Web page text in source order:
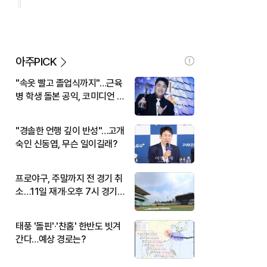
아주PICK
"속옷 빨고 졸업식까지"…근육
병 학생 돌본 공익, 코미디언 김
"경솔한 언행 깊이 반성"…고개
숙인 신동엽, 무슨 일이길래?
프로야구, 주말까지 전 경기 취
소…11일 재개·오후 7시 경기
태풍 '돌핀'·'찬홈' 한반도 빗겨
간다…예상 경로는?